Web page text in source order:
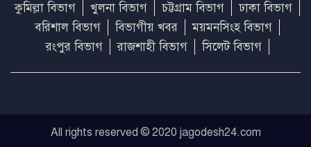
কুমিল্লা বিভাগ খুলনা বিভাগ চট্টগ্রাম বিভাগ
ঢাকা বিভাগ
বরিশাল বিভাগ
বিভাগীয় খবর
ময়মনসিংহ বিভাগ
রংপুর বিভাগ
রাজশাহী বিভাগ সিলেট বিভাগ
All rights reserved © 2020 jagodesh24.com